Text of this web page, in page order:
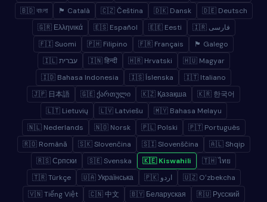
🇧🇩 বাংলা
🏴 Català 🇨🇿 Čeština 🇩🇰 Dansk
🇩🇪 Deutsch
🇬🇷 Ελληνικά
🇪🇸 Español 🇪🇪 Eesti
🇮🇷 فارسی
🇫🇮 Suomi
🇵🇭 Filipino 🇫🇷 Français
🏴 Galego
🇮🇱 עברית
🇮🇳 हिन्दी 🇭🇷 Hrvatski
🇭🇺 Magyar
🇮🇩 Bahasa Indonesia
🇮🇸 Íslenska
🇮🇹 Italiano
🇯🇵 日本語
🇬🇪 ქართული 🇰🇿 Қазақша
🇰🇷 한국어
🇱🇹 Lietuvių
🇱🇻 Latviešu
🇲🇾 Bahasa Melayu
🇳🇱 Nederlands
🇳🇴 Norsk 🇵🇱 Polski
🇵🇹 Português
🇷🇴 Română
🇸🇰 Slovenčina 🇸🇮 Slovenščina
🇦🇱 Shqip
🇷🇸 Српски
🇸🇪 Svenska 🇰🇪 Kiswahili
🇹🇭 ไทย
🇹🇷 Türkçe
🇺🇦 Українська 🇵🇰 اردو
🇺🇿 Oʻzbekcha
🇻🇳 Tiếng Việt
🇨🇳 中文 🇧🇾 Беларуская 🇷🇺 Русский